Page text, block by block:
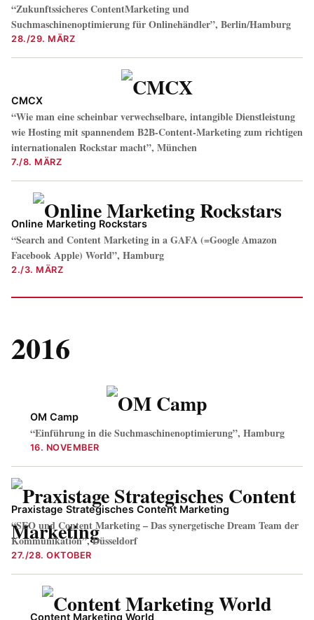
“Zukunftssicheres ContentMarketing und
Suchmaschinenoptimierung für Onlinehändler”, Berlin/Hamburg
28./29. MÄRZ
CMCX
“Wie man eine scheinbar verwechselbare, intangible Dienstleistung
wie Hosting mit spannendem B2B-Content-Marketing zum richtigen
internationalen Rockstar macht”, München
7./8. MÄRZ
Online Marketing Rockstars
“Search and Content Marketing in a GAFA (=Google Amazon
Facebook Apple) World”, Hamburg
2./3. MÄRZ
2016
OM Camp
“Einführung in die Suchmaschinenoptimierung”, Hamburg
16. NOVEMBER
Praxistage Strategisches Content Marketing
“SEO und Content Marketing – Das synergetische Dream Team der
Kommunikation”, Düsseldorf
27./28. OKTOBER
Content Marketing World